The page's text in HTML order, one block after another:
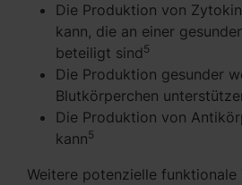
Die Produktion von
kann, die an einer
beteiligt sind5
Die Produktion gesunder
Blutkörperchen
Die Produktion von
kann5
Weitere potenzielle